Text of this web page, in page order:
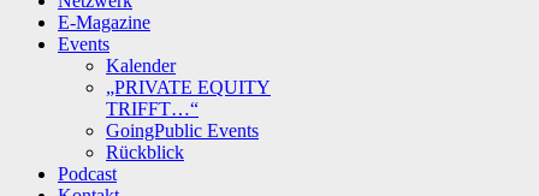
E-Magazine
Events
Kalender
„PRIVATE EQUITY
TRIFFT…“
GoingPublic Events
Rückblick
Podcast